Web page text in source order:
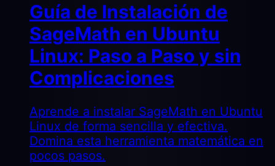
Guía de Instalación de
SageMath en Ubuntu
Linux: Paso a Paso y sin
Complicaciones
Aprende a instalar SageMath en Ubuntu
Linux de forma sencilla y efectiva.
Domina esta herramienta matemática en
pocos pasos.